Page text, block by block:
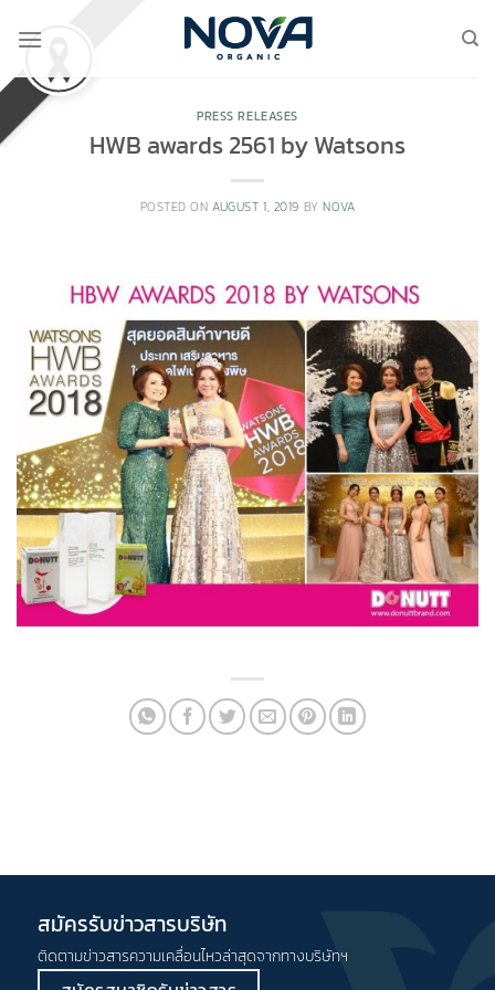
PRESS RELEASES
HWB awards 2561 by Watsons
POSTED ONAUGUST 1, 2019 BYNOVA
สมัครรับข่าวสารบริษัท
ติดตามข่าวสารความเคลื่อนไหวล่าสุดจากทางบริษัทฯ